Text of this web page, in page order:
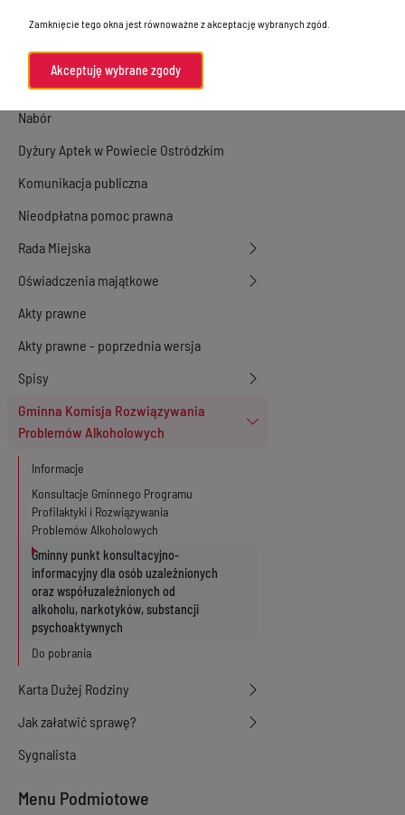
Przetargi
Ogłoszenia
Petycje
Nabór
Dyżury Aptek w Powiecie Ostródzkim
Komunikacja publiczna
Nieodpłatna pomoc prawna
Rada Miejska
Oświadczenia majątkowe
Akty prawne
Akty prawne - poprzednia wersja
Spisy
Gminna Komisja Rozwiązywania
Problemów Alkoholowych
Informacje
Konsultacje Gminnego Programu
Profilaktyki i Rozwiązywania
Problemów Alkoholowych
Gminny punkt konsultacyjno-
informacyjny dla osób uzależnionych
oraz współuzależnionych od
alkoholu, narkotyków, substancji
psychoaktywnych
Do pobrania
Karta Dużej Rodziny
Jak załatwić sprawę?
Sygnalista
Menu Podmiotowe
Zamknięcie tego okna jest równoważne z akceptację wybranych zgód.
Akceptuję wybrane zgody